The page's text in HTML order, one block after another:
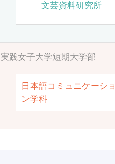
文芸資料研究所
実践女子大学短期大学部
日本語コミュニケーショ
ン学科